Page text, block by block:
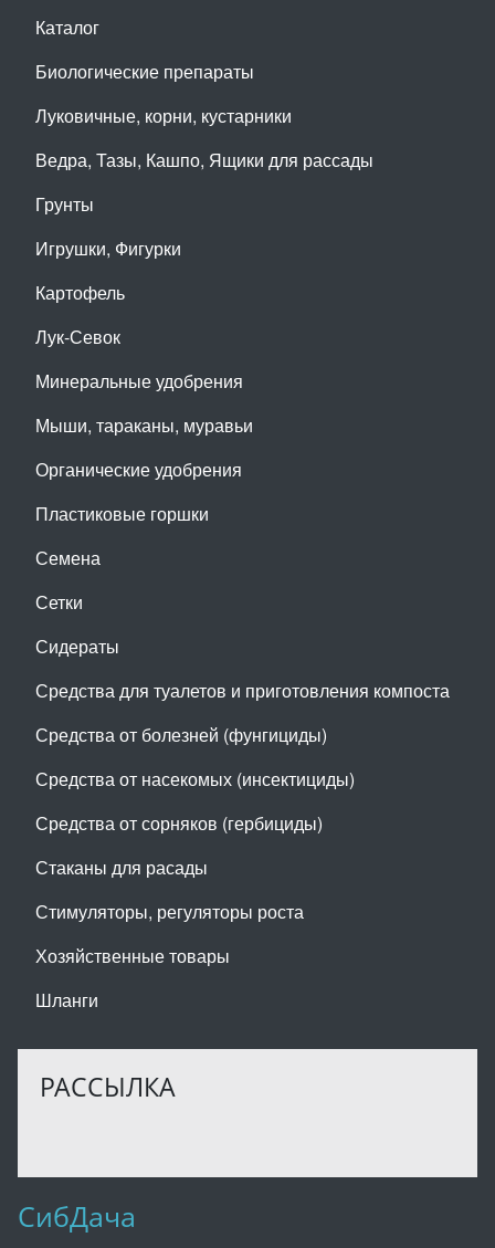
Каталог
Биологические препараты
Луковичные, корни, кустарники
Ведра, Тазы, Кашпо, Ящики для рассады
Грунты
Игрушки, Фигурки
Картофель
Лук-Севок
Минеральные удобрения
Мыши, тараканы, муравьи
Органические удобрения
Пластиковые горшки
Семена
Сетки
Сидераты
Средства для туалетов и приготовления компоста
Средства от болезней (фунгициды)
Средства от насекомых (инсектициды)
Средства от сорняков (гербициды)
Стаканы для расады
Стимуляторы, регуляторы роста
Хозяйственные товары
Шланги
РАССЫЛКА
СибДача